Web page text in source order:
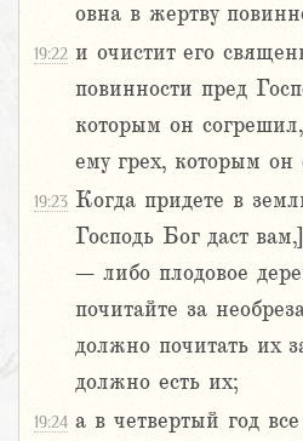
овна в жертву
19:22 и очистит его
повинности пред
которым он
ему грех, которым он
19:23 Когда придете в
Господь Бог даст
– либо плодовое
почитайте за
должно почитать их
должно есть их;
19:24 а в четвертый год